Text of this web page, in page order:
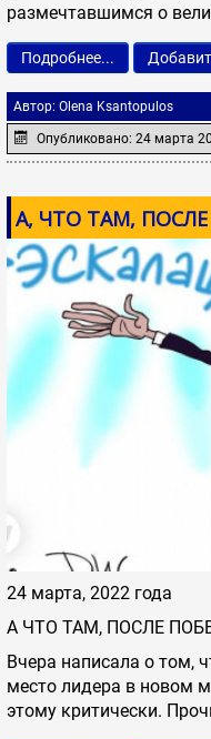
размечтавшимся о
Подробнее...
Автор: Olena Ksantopulos
Опубликовано: 24 марта
А, ЧТО ТАМ,
24 марта, 2022 года
А ЧТО ТАМ, ПОСЛЕ
Вчера написала о том,
место лидера в новом
этому критически.